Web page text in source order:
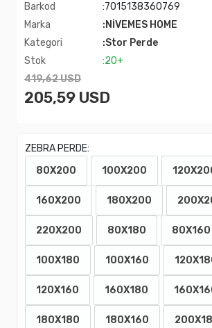
Barkod
:7015138360769
Marka
:NİVEMES HOME
Kategori
:Stor Perde
Stok
:20+
419,62 USD
205,59 USD
ZEBRA PERDE:
80X200
100X200
160X200 180X200
220X200 80X180 80X160
100X180 100X160
120X160 160X180
180X180 180X160